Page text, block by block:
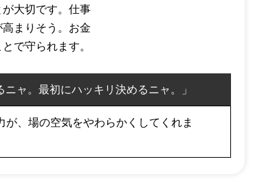
大切です。仕事
まりそう。お金
で守られます。
ニャ。最初にハッキリ決めるニャ。」
が、場の空気をやわらかくしてくれま